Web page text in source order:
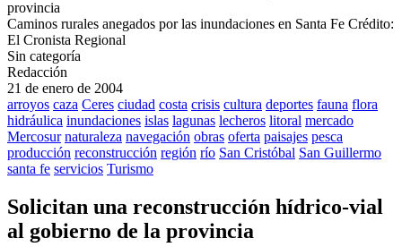
Caminos rurales anegados por las inundaciones en Santa Fe Crédito:
El Cronista Regional
Sin categoría
Redacción
21 de enero de 2004
arroyos caza Ceres ciudad costa crisis cultura deportes fauna flora
hidráulica inundaciones islas lagunas lecheros litoral mercado
Mercosur naturaleza navegación obras oferta paisajes pesca
producción reconstrucción región río San Cristóbal San Guillermo
santa fe servicios Turismo
Solicitan una reconstrucción hídrico-vial
al gobierno de la provincia